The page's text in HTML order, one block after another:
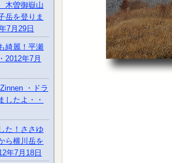
木曽御嶽山
岳を登りま
7月29日
綺麗！平瀬
2012年7月
・ドラ
したよ・・
た！ささゆ
ら横川岳を
年7月18日